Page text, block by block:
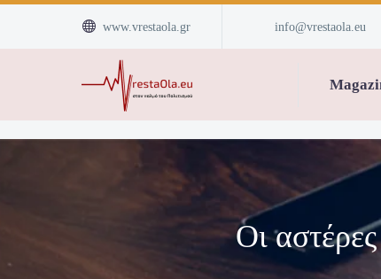

 www.vrestaola.gr info@vrestaola.eu
Οι